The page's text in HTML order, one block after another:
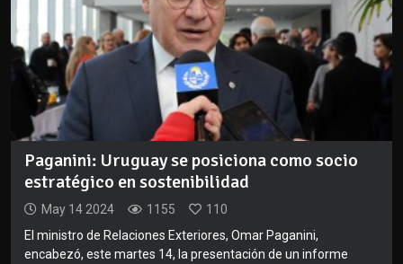
Paganini: Uruguay se posiciona como socio
estratégico en sostenibilidad
May 14 2024 1155
110
El ministro de Relaciones Exteriores, Omar Paganini,
encabezó, este martes 14, la presentación de un informe